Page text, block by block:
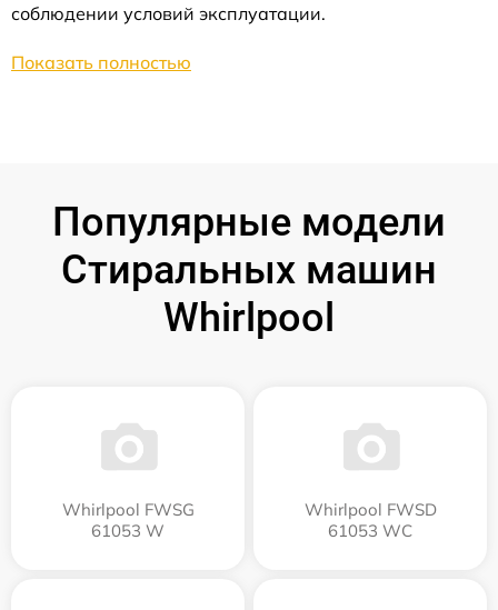
соблюдении условий эксплуатации.
Показать полностью
Популярные модели
Стиральных машин
Whirlpool
Whirlpool FWSG
61053 W
Whirlpool FWSD
61053 WC